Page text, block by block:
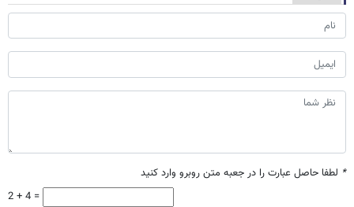
* لطفا حاصل عبارت را در جعبه متن روبرو وارد کنید
2 + 4 =